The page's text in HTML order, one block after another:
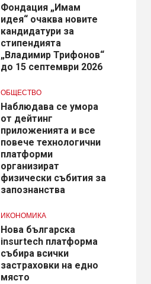
Фондация „Имам
идея“ очаква новите
кандидатури за
стипендията
„Владимир Трифонов“
до 15 септември 2026
ОБЩЕСТВО
Наблюдава се умора
от дейтинг
приложенията и все
повече технологични
платформи
организират
физически събития за
запознанства
ИКОНОМИКА
Нова българска
insurtech платформа
събира всички
застраховки на едно
място